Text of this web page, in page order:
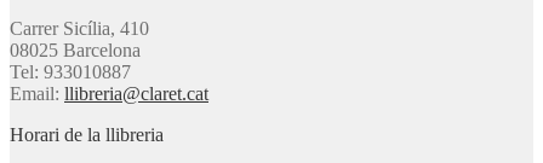
Carrer Sicília, 410
08025 Barcelona
Tel: 933010887
Email: llibreria@claret.cat
Horari de la llibreria